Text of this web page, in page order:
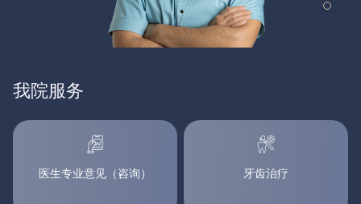
我院服务
医生专业意见（咨询） 牙齿治疗